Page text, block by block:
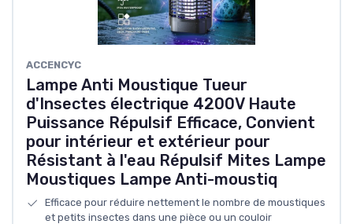
ACCENCYC
Lampe Anti Moustique Tueur
d'Insectes électrique 4200V Haute
Puissance Répulsif Efficace, Convient
pour intérieur et extérieur pour
Résistant à l'eau Répulsif Mites Lampe
Moustiques Lampe Anti-moustiq
Efficace pour réduire nettement le nombre de moustiques
et petits insectes dans une pièce ou un couloir